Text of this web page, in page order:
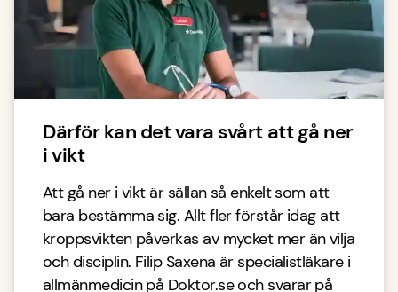
Därför kan det vara svårt att gå ner
i vikt
Att gå ner i vikt är sällan så enkelt som att
bara bestämma sig. Allt fler förstår idag att
kroppsvikten påverkas av mycket mer än vilja
och disciplin. Filip Saxena är specialistläkare i
allmänmedicin på Doktor.se och svarar på